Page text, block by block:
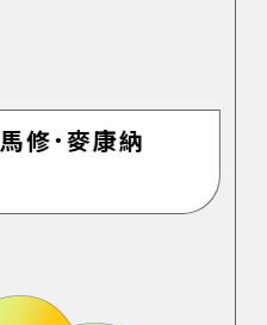
馬修．麥康納